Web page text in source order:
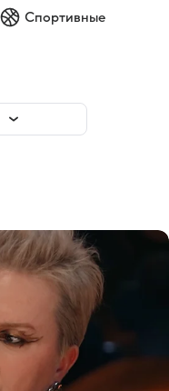
Спортивные